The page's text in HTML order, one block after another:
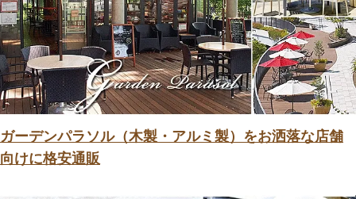
ガーデンパラソル（木製・アルミ製）をお洒落な店舗
向けに格安通販